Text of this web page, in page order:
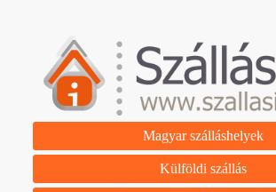
Magyar szálláshelyek
Külföldi szállás